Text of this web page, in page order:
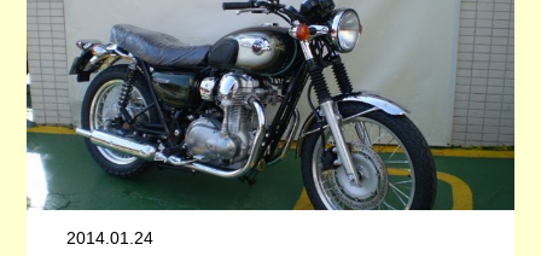
2014.01.24